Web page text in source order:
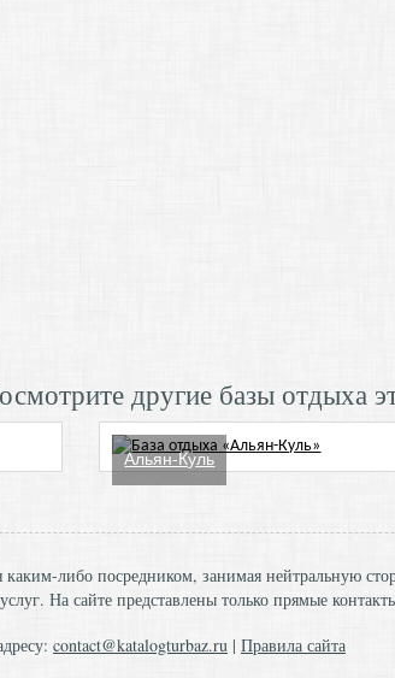
другие базы отдыха
Альян-Куль
каким-либо посредником, занимая нейтральную
На сайте представлены только прямые
contact@katalogturbaz.ru | Правила сайта